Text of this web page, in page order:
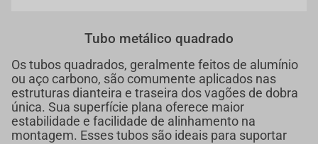
Tubo metálico quadrado
Os tubos quadrados, geralmente feitos de alumínio
ou aço carbono, são comumente aplicados nas
estruturas dianteira e traseira dos vagões de dobra
única. Sua superfície plana oferece maior
estabilidade e facilidade de alinhamento na
montagem. Esses tubos são ideais para suportar